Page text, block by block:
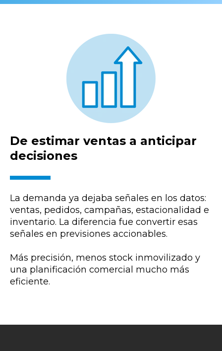
De estimar ventas a anticipar
decisiones
La demanda ya dejaba señales en los datos:
ventas, pedidos, campañas, estacionalidad e
inventario. La diferencia fue convertir esas
señales en previsiones accionables.
Más precisión, menos stock inmovilizado y
una planificación comercial mucho más
eficiente.